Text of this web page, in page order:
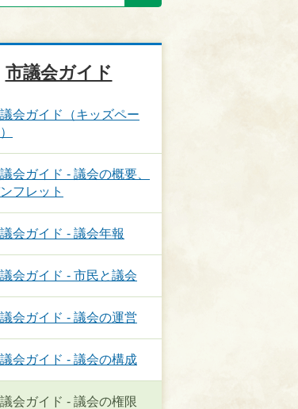
市議会ガイド
会ガイド（キッズペー
会ガイド - 議会の概要、
フレット
会ガイド - 議会年報
会ガイド - 市民と議会
会ガイド - 議会の運営
会ガイド - 議会の構成
会ガイド - 議会の権限